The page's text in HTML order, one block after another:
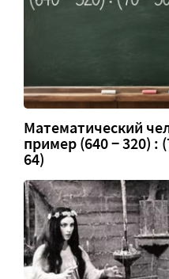
Математический
пример (640 − 320) :
64)